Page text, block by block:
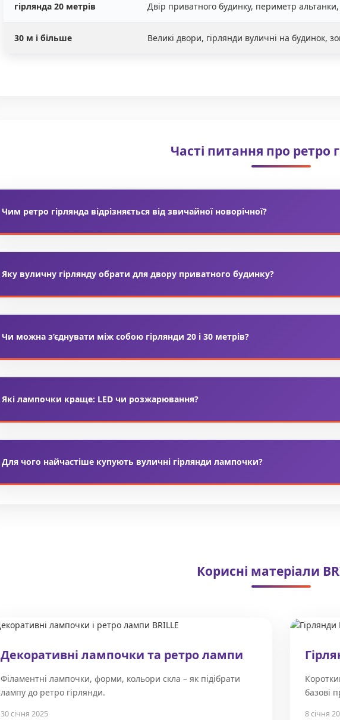
гірлянда 20 метрів Двір приватного будинку, периметр
30 м і більше Великі двори, гірлянди вуличні на будинок,
Часті питання про ретро
Чим ретро гірлянда відрізняється від звичайної новорічної?
Яку вуличну гірлянду обрати для двору приватного будинку?
Чи можна з’єднувати між собою гірлянди 20 і 30 метрів?
Які лампочки краще: LED чи розжарювання?
Для чого найчастіше купують вуличні гірлянди лампочки?
Корисні матеріали
Декоративні лампочки та ретро лампи
Філаментні лампочки, форми, кольори скла – як підібрати
лампу до ретро гірлянди.
30 січня 2025
базові
8 січня